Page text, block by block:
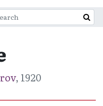
, 1920